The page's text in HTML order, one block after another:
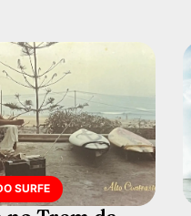
SURFE